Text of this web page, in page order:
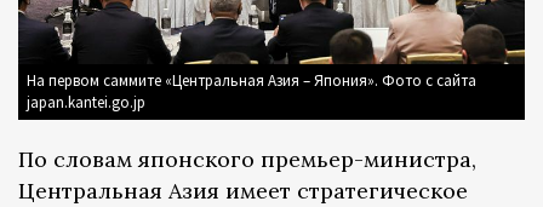
На первом саммите «Центральная Азия – Япония». Фото с сайта
japan.kantei.go.jp
По словам японского премьер-министра,
Центральная Азия имеет стратегическое